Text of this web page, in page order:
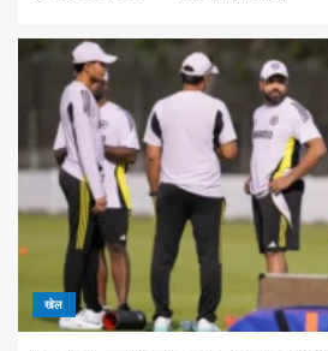
खेल